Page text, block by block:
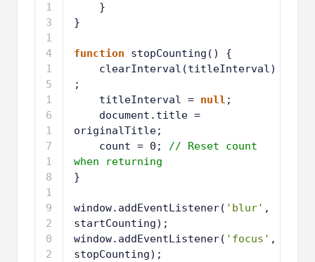
0
1
1
1
2
1
3
1
4
1
5
1
6
1
7
1
8
1
9
2
0
2
1
2
2
}
}
function
stopCounting() {
clearInterval(titleInterval)
;
titleInterval = null ;
document.title =
originalTitle;
count = 0; // Reset count
when returning
}
window.addEventListener( 'blur' ,
startCounting);
window.addEventListener( 'focus' ,
stopCounting);